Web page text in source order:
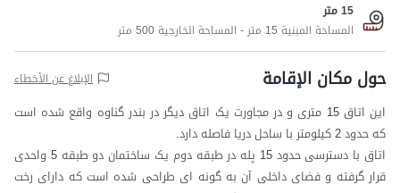
15 متر
المساحة المبنية 15 متر - المساحة الخارجية 500 متر
حول مكان الإقامة الإبلاغ عن الأخطاء
این اتاق 15 متری و در مجاورت یک اتاق دیگر در بندر گناوه واقع شده است
که حدود 2 کیلومتر با ساحل دریا فاصله دارد.
اتاق با دسترسی حدود 15 پله در طبقه دوم یک ساختمان دو طبقه 5 واحدی
قرار گرفته و فضای داخلی آن به گونه ای طراحی شده است که دارای رخت